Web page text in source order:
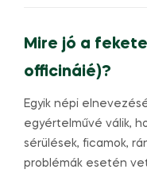
Mire jó a
officináié)?
Egyik népi
egyértelművé válik,
sérülések, ficamok,
problémák esetén